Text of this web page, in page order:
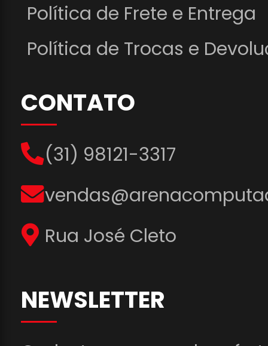
Política de Frete e Entrega
Política de Trocas e
CONTATO
(31) 98121-3317
Rua José Cleto
NEWSLETTER